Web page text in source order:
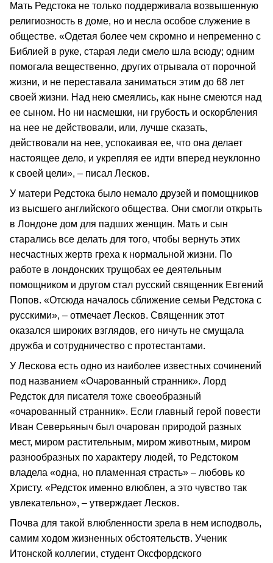
Мать Редстока не только поддерживала возвышенную
религиозность в доме, но и несла особое служение в
обществе. «Одетая более чем скромно и непременно с
Библией в руке, старая леди смело шла всюду; одним
помогала вещественно, других отрывала от порочной
жизни, и не переставала заниматься этим до 68 лет
своей жизни. Над нею смеялись, как ныне смеются над
ее сыном. Но ни насмешки, ни грубость и оскорбления
на нее не действовали, или, лучше сказать,
действовали на нее, успокаивая ее, что она делает
настоящее дело, и укрепляя ее идти вперед неуклонно
к своей цели», – писал Лесков.
У матери Редстока было немало друзей и помощников
из высшего английского общества. Они смогли открыть
в Лондоне дом для падших женщин. Мать и сын
старались все делать для того, чтобы вернуть этих
несчастных жертв греха к нормальной жизни. По
работе в лондонских трущобах ее деятельным
помощником и другом стал русский священник Евгений
Попов. «Отсюда началось сближение семьи Редстока с
русскими», – отмечает Лесков. Священник этот
оказался широких взглядов, его ничуть не смущала
дружба и сотрудничество с протестантами.
У Лескова есть одно из наиболее известных сочинений
под названием «Очарованный странник». Лорд
Редсток для писателя тоже своеобразный
«очарованный странник». Если главный герой повести
Иван Северьяныч был очарован природой разных
мест, миром растительным, миром животным, миром
разнообразных по характеру людей, то Редстоком
владела «одна, но пламенная страсть» – любовь ко
Христу. «Редсток именно влюблен, а это чувство так
увлекательно», – утверждает Лесков.
Почва для такой влюбленности зрела в нем исподволь,
самим ходом жизненных обстоятельств. Ученик
Итонской коллегии, студент Оксфордского